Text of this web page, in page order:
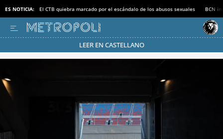
ES NOTICIA: El CTB quiebra marcado por el escándalo de los abusos sexuales BCN
LEER EN CASTELLANO
Pásate al MODO AHORRO